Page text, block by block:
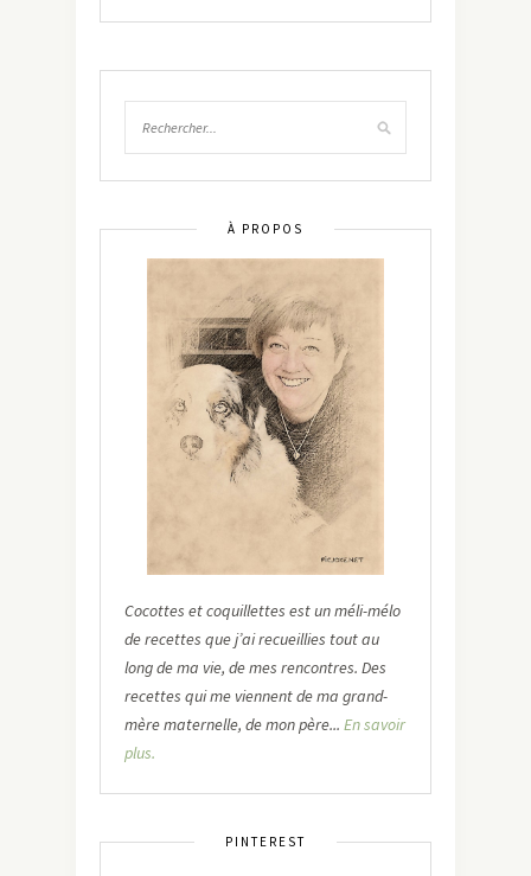
À PROPOS
Cocottes et coquillettes est un méli-mélo
de recettes que j’ai recueillies tout au
long de ma vie, de mes rencontres. Des
recettes qui me viennent de ma grand-
mère maternelle, de mon père... En savoir
plus.
PINTEREST